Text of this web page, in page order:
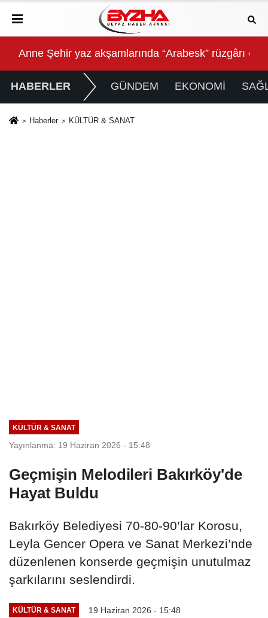
Anne Şehir yaz akşamlarında “Arabesk” rüzgârı esti
HABERLER GÜNDEM EKONOMİ
Haberler KÜLTÜR & SANAT
KÜLTÜR & SANAT
Yayınlanma: 19 Haziran 2026 - 15:48
Geçmişin Melodileri Bakırköy'de
Hayat Buldu
Bakırköy Belediyesi 70-80-90’lar Korosu,
Leyla Gencer Opera ve Sanat Merkezi’nde
düzenlenen konserde geçmişin unutulmaz
şarkılarını seslendirdi.
KÜLTÜR & SANAT 19 Haziran 2026 - 15:48